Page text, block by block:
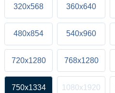
320x568 360x640
480x854 540x960
720x1280 768x1280
750x1334 1080x1920